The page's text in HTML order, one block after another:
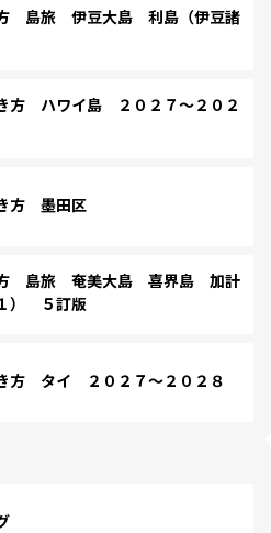
島旅 伊豆大島 利島（伊豆諸
方 ハワイ島 ２０２７～２０２
方 墨田区
島旅 奄美大島 喜界島 加計
） ５訂版
方 タイ ２０２７～２０２８